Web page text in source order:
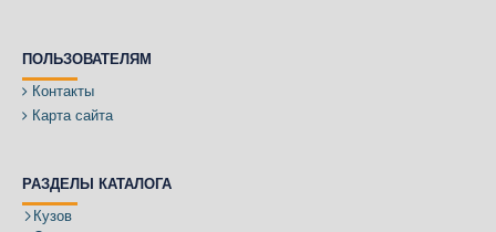
ПОЛЬЗОВАТЕЛЯМ
Контакты
Карта сайта
РАЗДЕЛЫ КАТАЛОГА
Кузов